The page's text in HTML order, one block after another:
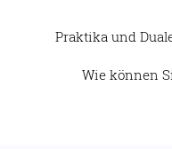
Praktika und
Wie können